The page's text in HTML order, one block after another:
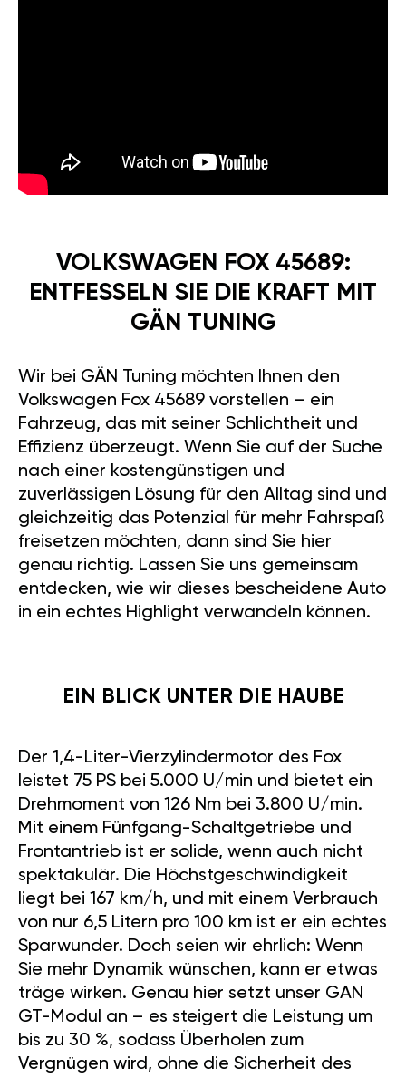
VOLKSWAGEN FOX 45689:
ENTFESSELN SIE DIE KRAFT MIT
GÄN TUNING
Wir bei GÄN Tuning möchten Ihnen den
Volkswagen Fox 45689 vorstellen – ein
Fahrzeug, das mit seiner Schlichtheit und
Effizienz überzeugt. Wenn Sie auf der Suche
nach einer kostengünstigen und
zuverlässigen Lösung für den Alltag sind und
gleichzeitig das Potenzial für mehr Fahrspaß
freisetzen möchten, dann sind Sie hier
genau richtig. Lassen Sie uns gemeinsam
entdecken, wie wir dieses bescheidene Auto
in ein echtes Highlight verwandeln können.
EIN BLICK UNTER DIE HAUBE
Der 1,4-Liter-Vierzylindermotor des Fox
leistet 75 PS bei 5.000 U/min und bietet ein
Drehmoment von 126 Nm bei 3.800 U/min.
Mit einem Fünfgang-Schaltgetriebe und
Frontantrieb ist er solide, wenn auch nicht
spektakulär. Die Höchstgeschwindigkeit
liegt bei 167 km/h, und mit einem Verbrauch
von nur 6,5 Litern pro 100 km ist er ein echtes
Sparwunder. Doch seien wir ehrlich: Wenn
Sie mehr Dynamik wünschen, kann er etwas
träge wirken. Genau hier setzt unser GAN
GT-Modul an – es steigert die Leistung um
bis zu 30 %, sodass Überholen zum
Vergnügen wird, ohne die Sicherheit des